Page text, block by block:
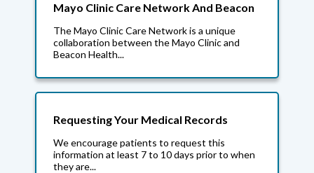
Mayo Clinic Care Network And Beacon
The Mayo Clinic Care Network is a unique
collaboration between the Mayo Clinic and
Beacon Health...
Requesting Your Medical Records
We encourage patients to request this
information at least 7 to 10 days prior to when
they are...